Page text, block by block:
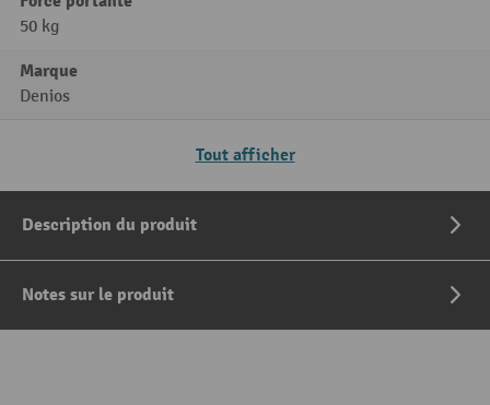
50 kg
Marque
Denios
Tout afficher
Description du produit
Notes sur le produit